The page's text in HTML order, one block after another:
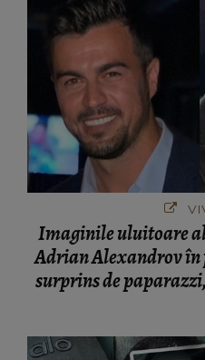
Imaginile uluitoare
Adrian Alexandrov
surprins de